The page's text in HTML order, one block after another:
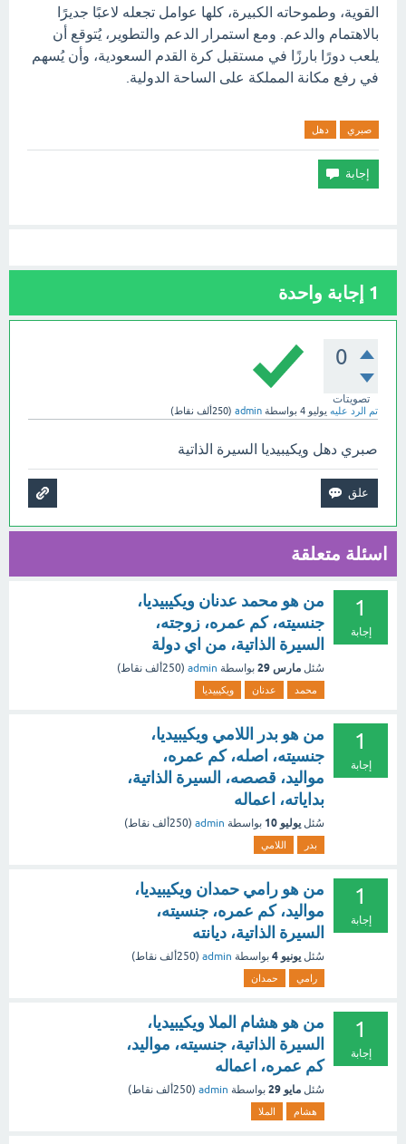
القوية، وطموحاته الكبيرة، كلها عوامل تجعله لاعبًا جديرًا
بالاهتمام والدعم. ومع استمرار الدعم والتطوير، يُتوقع أن
يلعب دورًا بارزًا في مستقبل كرة القدم السعودية، وأن يُسهم
في رفع مكانة المملكة على الساحة الدولية.
صبري دهل
1 إجابة واحدة
0
تصويتات
تم الرد عليه يوليو 4 بواسطة admin
(250ألف نقاط)
صبري دهل ويكيبيديا السيرة الذاتية
اسئلة متعلقة
1
إجابة
من هو محمد عدنان ويكيبيديا،
جنسيته، كم عمره، زوجته،
السيرة الذاتية، من اي دولة
سُئل مارس 29 بواسطة admin
(250ألف نقاط)
محمد عدنان ويكيبيديا
1
إجابة
من هو بدر اللامي ويكيبيديا،
جنسيته، اصله، كم عمره،
مواليد، قصصه، السيرة الذاتية،
بداياته، اعماله
سُئل يوليو 10 بواسطة admin
(250ألف نقاط)
بدر اللامي
1
إجابة
من هو رامي حمدان ويكيبيديا،
مواليد، كم عمره، جنسيته،
السيرة الذاتية، ديانته
سُئل يونيو 4 بواسطة admin
(250ألف نقاط)
رامي حمدان
1
إجابة
من هو هشام الملا ويكيبيديا،
السيرة الذاتية، جنسيته، مواليد،
كم عمره، اعماله
سُئل مايو 29 بواسطة admin
(250ألف نقاط)
هشام الملا